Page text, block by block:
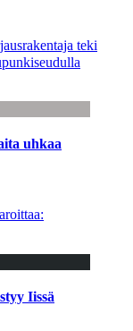
teki
uhkaa
Iissä